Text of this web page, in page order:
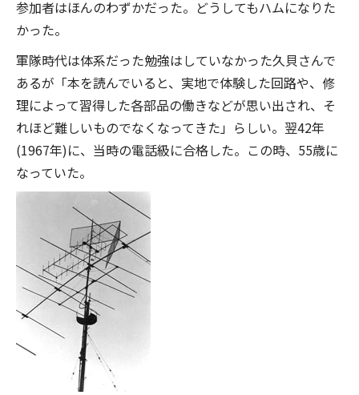
参加者はほんのわずかだった。どうしてもハムになりた
かった。
軍隊時代は体系だった勉強はしていなかった久貝さんで
あるが「本を読んでいると、実地で体験した回路や、修
理によって習得した各部品の働きなどが思い出され、そ
れほど難しいものでなくなってきた」らしい。翌42年
(1967年)に、当時の電話級に合格した。この時、55歳に
なっていた。